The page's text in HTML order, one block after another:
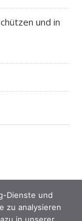
und in
Dienste und
zu analysieren